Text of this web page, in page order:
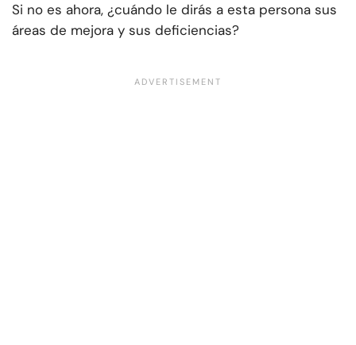
Si no es ahora, ¿cuándo le dirás a esta persona sus
áreas de mejora y sus deficiencias?